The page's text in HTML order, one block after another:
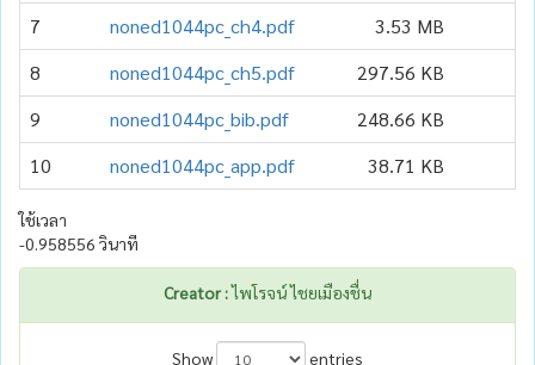
7
noned1044pc_ch4.pdf
3.53 MB
8
noned1044pc_ch5.pdf
297.56 KB
9
noned1044pc_bib.pdf
248.66 KB
10
noned1044pc_app.pdf 38.71 KB
ใช้เวลา
-0.958556 วินาที
Creator :ไพโรจน์ ไชยเมืองชื่น
Show
entries